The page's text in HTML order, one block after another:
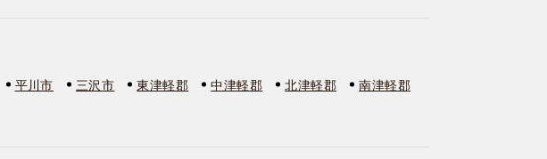
平川市 三沢市 東津軽郡 中津軽郡 北津軽郡
南津軽郡